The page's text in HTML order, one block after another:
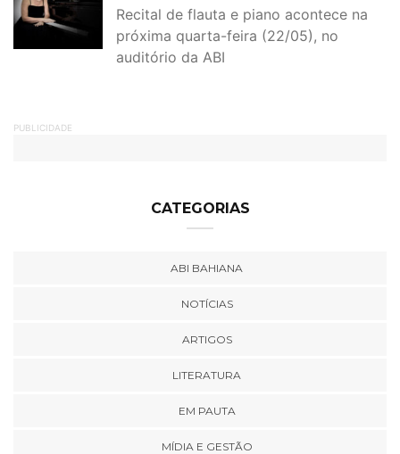
Recital de flauta e piano acontece na
próxima quarta-feira (22/05), no
auditório da ABI
PUBLICIDADE
CATEGORIAS
ABI BAHIANA
NOTÍCIAS
ARTIGOS
LITERATURA
EM PAUTA
MÍDIA E GESTÃO